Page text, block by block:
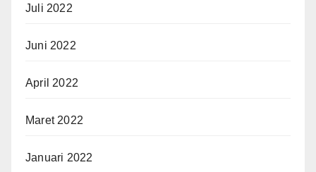
Juli 2022
Juni 2022
April 2022
Maret 2022
Januari 2022